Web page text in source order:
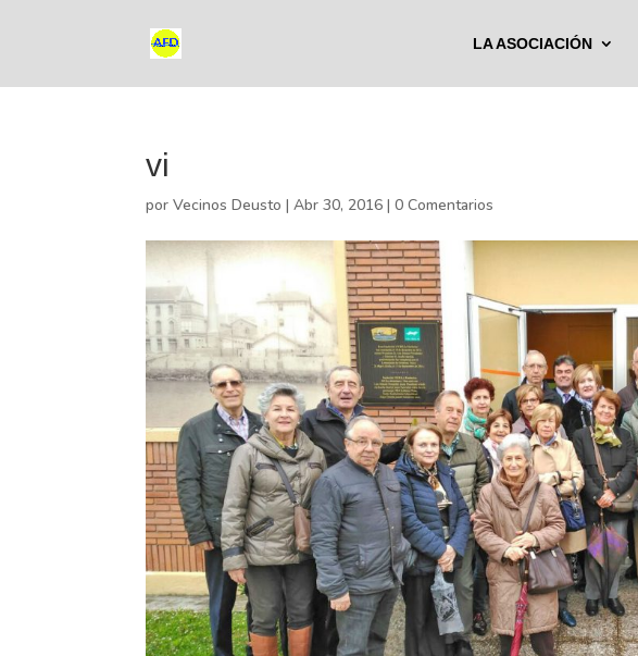
LA ASOCIACIÓN
vi
porVecinos Deusto |Abr 30, 2016 |0 Comentarios